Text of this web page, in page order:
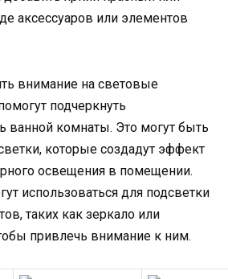
аксессуаров или элементов
внимание на световые
подчеркнуть
ванной комнаты. Это могут быть
которые создадут эффект
освещения в помещении.
использоваться для подсветки
таких как зеркало или
привлечь внимание к ним.